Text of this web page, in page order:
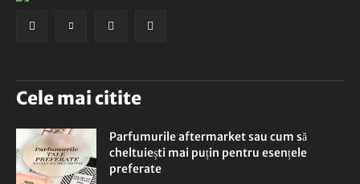
Cele mai citite
Parfumurile aftermarket sau cum să
cheltuiești mai puțin pentru esențele
preferate